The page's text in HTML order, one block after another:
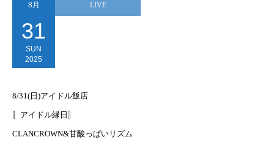
8月
31
SUN
2025
LIVE
8/31(日)アイドル飯店
〚アイドル縁日〛
CLANCROWN&甘酸っぱいリズム